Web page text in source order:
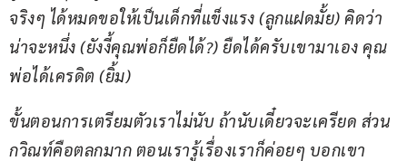
จริงๆ ได้หมดขอให้เป็นเด็กที่แข็งแรง (ลูกแฝดมั้ย) คิดว่า
น่าจะหนึ่ง (ยังงี้คุณพ่อก็ยืดได้?) ยืดได้ครับเขามาเอง คุณ
พ่อได้เครดิต (ยิ้ม)
ขั้นตอนการเตรียมตัวเราไม่นับ ถ้านับเดี๋ยวจะเครียด ส่วน
กวิณท์คือตลกมาก ตอนเรารู้เรื่องเราก็ค่อยๆ บอกเขา